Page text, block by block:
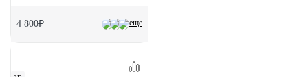
еще
4 800₽